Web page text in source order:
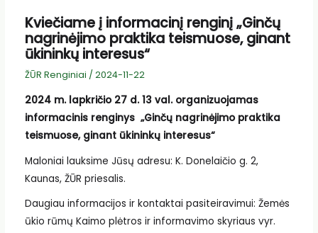
Kviečiame į informacinį renginį „Ginčų
nagrinėjimo praktika teismuose, ginant
ūkininkų interesus“
ŽŪR Renginiai / 2024-11-22
2024 m. lapkričio 27 d. 13 val. organizuojamas
informacinis renginys „Ginčų nagrinėjimo praktika
teismuose, ginant ūkininkų interesus“
Maloniai lauksime Jūsų adresu: K. Donelaičio g. 2,
Kaunas, ŽŪR priesalis.
Daugiau informacijos ir kontaktai pasiteiravimui: Žemės
ūkio rūmų Kaimo plėtros ir informavimo skyriaus vyr.